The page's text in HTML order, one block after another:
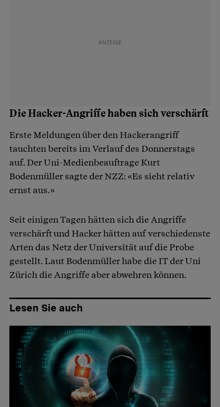
Die Hacker-Angriffe haben sich verschärft
Erste Meldungen über den Hackerangriff
tauchten bereits im Verlauf des Donnerstags
auf. Der Uni-Medienbeauftrage Kurt
Bodenmüller sagte der NZZ: «Es sieht relativ
ernst aus.»
Seit einigen Tagen hätten sich die Angriffe
verschärft und Hacker hätten auf verschiedenste
Arten das Netz der Universität auf die Probe
gestellt. Laut Bodenmüller habe die IT der Uni
Zürich die Angriffe aber abwehren können.
Lesen Sie auch